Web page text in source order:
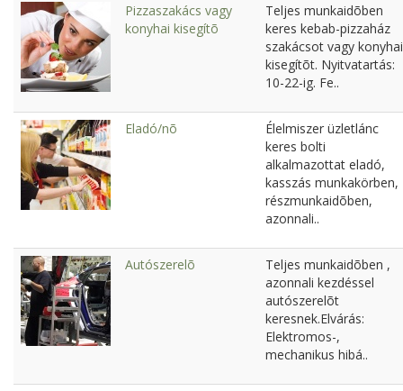
Pizzaszakács vagy
konyhai kisegítõ
Teljes munkaidõben
keres kebab-pizzaház
szakácsot vagy konyhai
kisegítõt. Nyitvatartás:
10-22-ig. Fe..
Eladó/nõ
Élelmiszer üzletlánc
keres bolti
alkalmazottat eladó,
kasszás munkakörben,
részmunkaidõben,
azonnali..
Autószerelõ
Teljes munkaidõben ,
azonnali kezdéssel
autószerelõt
keresnek.Elvárás:
Elektromos-,
mechanikus hibá..